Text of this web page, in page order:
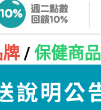
/ 保健商品